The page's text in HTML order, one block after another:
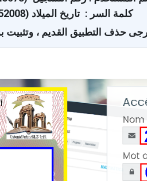
كلمة السر : تاريخ الميلاد (04052008)
حذف التطبيق القديم ، وتثبيت